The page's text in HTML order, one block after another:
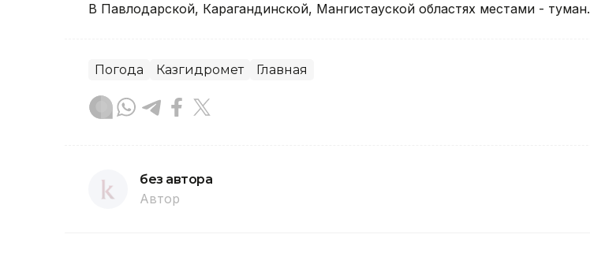
В Павлодарской, Карагандинской, Мангистауской областях местами - туман.
Погода Казгидромет Главная
без автора
Автор